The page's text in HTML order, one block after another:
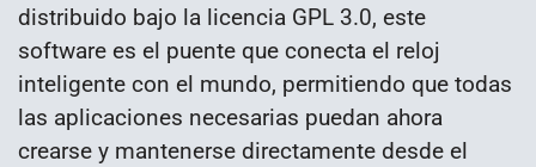
distribuido bajo la licencia GPL 3.0, este
software es el puente que conecta el reloj
inteligente con el mundo, permitiendo que todas
las aplicaciones necesarias puedan ahora
crearse y mantenerse directamente desde el